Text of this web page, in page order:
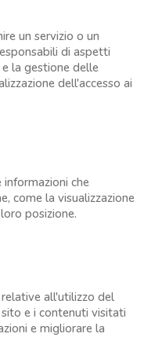
un servizio o un
di aspetti
la gestione delle
dell'accesso ai
che
come la visualizzazione
posizione.
all'utilizzo del
e i contenuti visitati
e migliorare la